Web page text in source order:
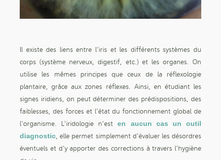
Il existe des liens entre l'iris et les différents systèmes du
corps (système nerveux, digestif, etc.) et les organes. On
utilise les mêmes principes que ceux de la réflexologie
plantaire, grâce aux zones réflexes. Ainsi, en étudiant les
signes iridiens, on peut déterminer des prédispositions, des
faiblesses, des forces et l'état du fonctionnement global de
l'organisme. L'iridologie n'esten aucun cas un outil
diagnostic, elle permet simplement d'évaluer les désordres
éventuels et d'y apporter des corrections à travers l'hygiène